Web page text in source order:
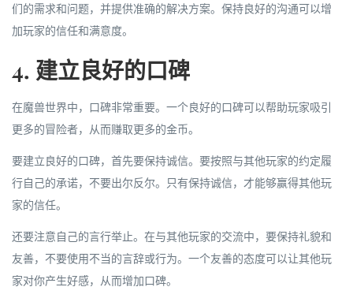
们的需求和问题，并提供准确的解决方案。保持良好的沟通可以增
加玩家的信任和满意度。
4. 建立良好的口碑
在魔兽世界中，口碑非常重要。一个良好的口碑可以帮助玩家吸引
更多的冒险者，从而赚取更多的金币。
要建立良好的口碑，首先要保持诚信。要按照与其他玩家的约定履
行自己的承诺，不要出尔反尔。只有保持诚信，才能够赢得其他玩
家的信任。
还要注意自己的言行举止。在与其他玩家的交流中，要保持礼貌和
友善，不要使用不当的言辞或行为。一个友善的态度可以让其他玩
家对你产生好感，从而增加口碑。